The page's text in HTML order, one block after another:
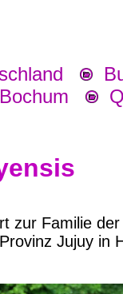
zur Familie
Provinz Jujuy in